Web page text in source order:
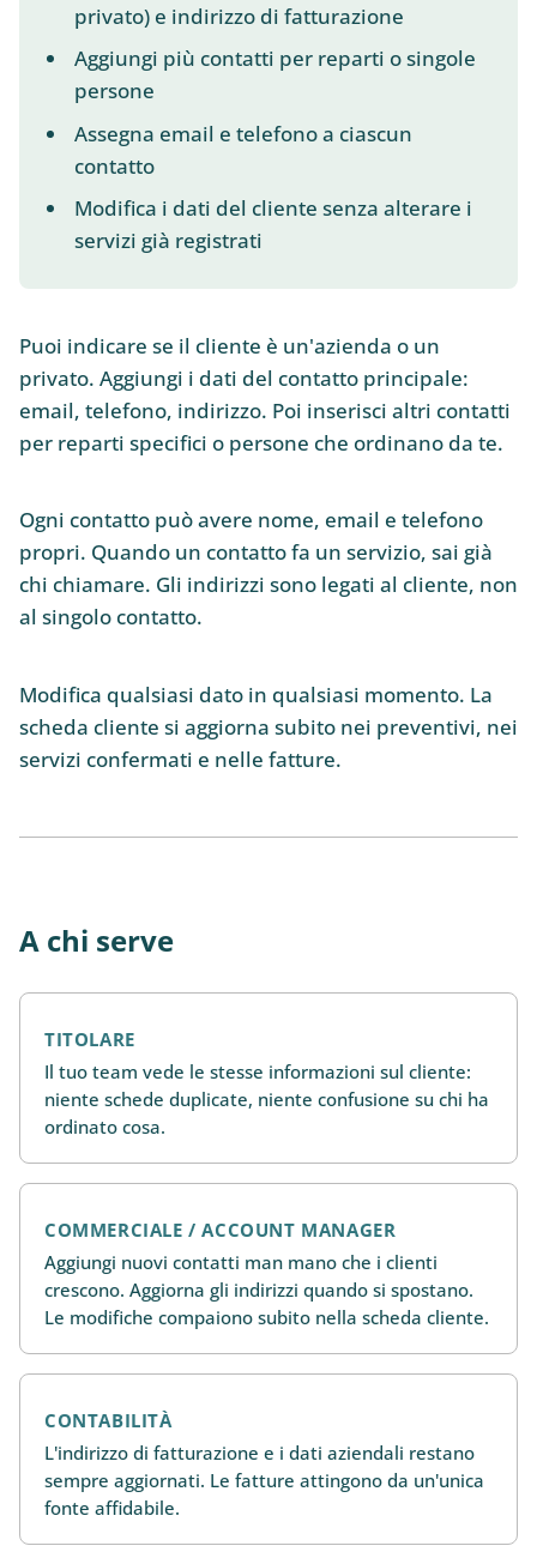
privato) e indirizzo di fatturazione
Aggiungi più contatti per reparti o singole
persone
Assegna email e telefono a ciascun
contatto
Modifica i dati del cliente senza alterare i
servizi già registrati
Puoi indicare se il cliente è un'azienda o un
privato. Aggiungi i dati del contatto principale:
email, telefono, indirizzo. Poi inserisci altri contatti
per reparti specifici o persone che ordinano da te.
Ogni contatto può avere nome, email e telefono
propri. Quando un contatto fa un servizio, sai già
chi chiamare. Gli indirizzi sono legati al cliente, non
al singolo contatto.
Modifica qualsiasi dato in qualsiasi momento. La
scheda cliente si aggiorna subito nei preventivi, nei
servizi confermati e nelle fatture.
A chi serve
TITOLARE
Il tuo team vede le stesse informazioni sul cliente:
niente schede duplicate, niente confusione su chi ha
ordinato cosa.
COMMERCIALE / ACCOUNT MANAGER
Aggiungi nuovi contatti man mano che i clienti
crescono. Aggiorna gli indirizzi quando si spostano.
Le modifiche compaiono subito nella scheda cliente.
CONTABILITÀ
L'indirizzo di fatturazione e i dati aziendali restano
sempre aggiornati. Le fatture attingono da un'unica
fonte affidabile.